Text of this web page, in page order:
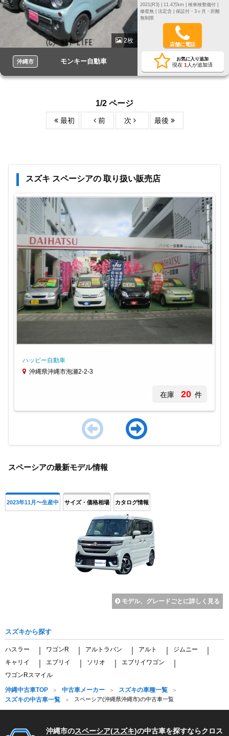
2枚
沖縄市 モンキー自動車
2021(R3) | 11.4万km |
検車検整備付 |
修復無 | 法定含 | 保証付・3ヶ月・距離
無制限
店舗に電話
お気に入り追加
現在 1 人が追加済
1/2 ページ
最初 前 次 最後
スズキ スペーシアの 取り扱い販売店
ハッピー自動車
沖縄県沖縄市泡瀬2-2-3
在庫 20 件
of
スペーシアの最新モデル情報
2023年11月〜生産中 サイズ・価格相場 カタログ情報
モデル、グレードごとに詳しく見る
スズキから探す
ハスラー ワゴンR アルトラパン アルト ジムニー
キャリイ エブリイ ソリオ エブリイワゴン
ワゴンRスマイル
沖縄中古車TOP 中古車メーカー
スズキの車種一覧
スズキの中古車一覧
スペーシア(沖縄県沖縄市)の中古車一覧
沖縄市のスペーシア(スズキ)の中古車を探すならクロス